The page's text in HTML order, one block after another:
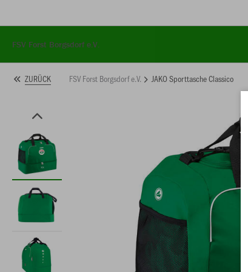
startseite
FSV Forst Borgsdorf e.V.
ZURÜCK FSV Forst Borgsdorf e.V. JAKO Sporttasche Classico